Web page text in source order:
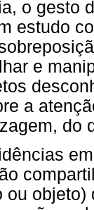
o gesto
estudo
e
a
do
ou